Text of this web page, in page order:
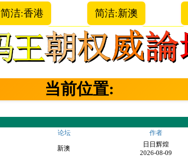
简洁:香港 简洁:新澳
当前位置:
论坛 作者
新澳
日日辉煌
2026-08-09